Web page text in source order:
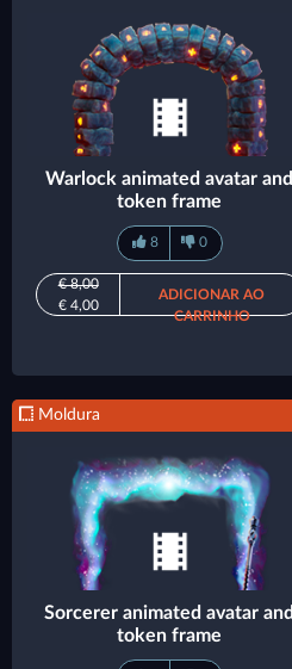
Warlock animated avatar and
token frame
8 0
€ 8,00
€ 4,00
ADICIONAR AO
CARRINHO
Moldura
Sorcerer animated avatar and
token frame